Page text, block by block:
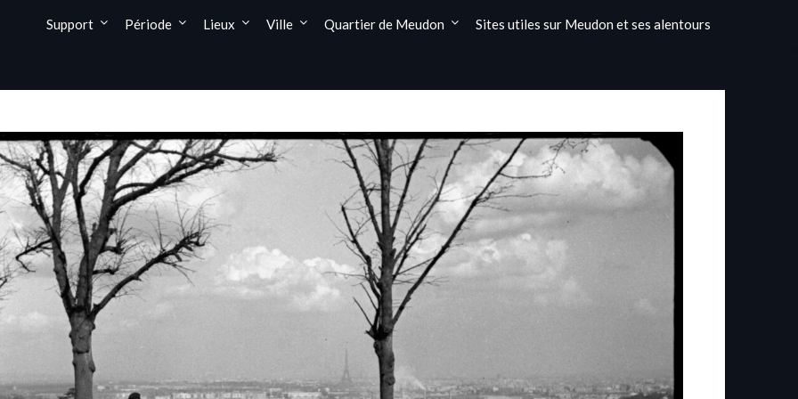
Support Période Lieux Ville Quartier de Meudon Sites utiles sur Meudon et ses alentours